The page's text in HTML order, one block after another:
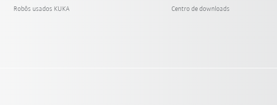
Robôs usados KUKA
Centro de downloads